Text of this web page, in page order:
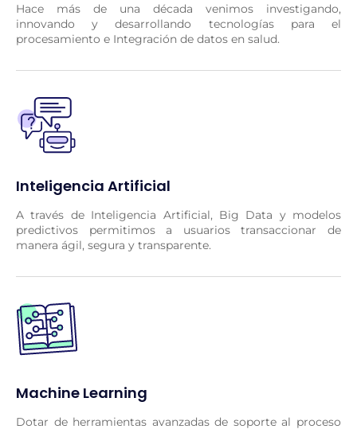
Hace más de una década venimos investigando,
innovando y desarrollando tecnologías para el
procesamiento e Integración de datos en salud.
Inteligencia Artificial
A través de Inteligencia Artificial, Big Data y modelos
predictivos permitimos a usuarios transaccionar de
manera ágil, segura y transparente.
Machine Learning
Dotar de herramientas avanzadas de soporte al proceso